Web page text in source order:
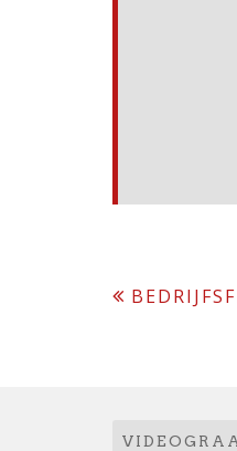
Bericht